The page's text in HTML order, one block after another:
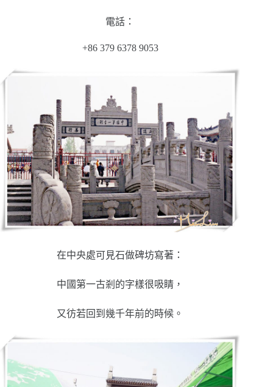
電話：
+86 379 6378 9053
在中央處可見石做碑坊寫著：
中國第一古剎的字樣很吸睛，
又彷若回到幾千年前的時候。